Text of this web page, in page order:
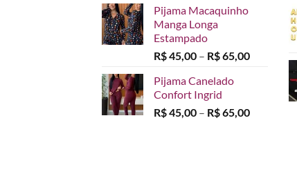
Pijama Macaquinho
Manga Longa
Estampado
R$45,00 – R$65,00Faixa
R$ 45,00
através
Pijama Canelado
Confort Ingrid
R$45,00 – R$65,00Faixa